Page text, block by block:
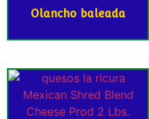
Olancho baleada